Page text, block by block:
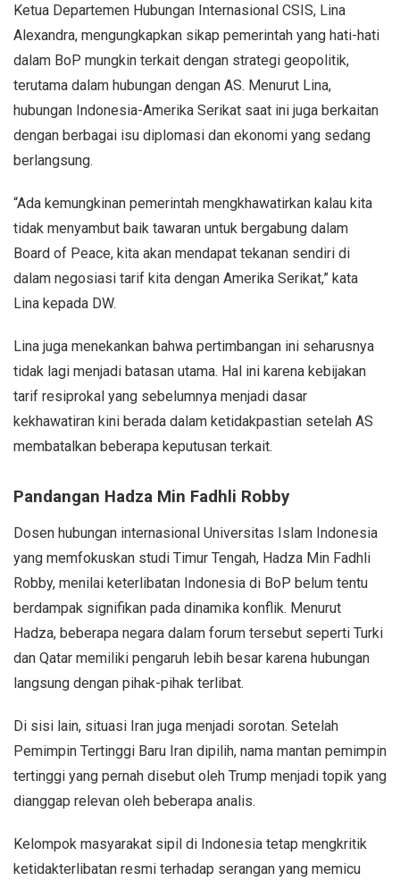
Ketua Departemen Hubungan Internasional CSIS, Lina
Alexandra, mengungkapkan sikap pemerintah yang hati-hati
dalam BoP mungkin terkait dengan strategi geopolitik,
terutama dalam hubungan dengan AS. Menurut Lina,
hubungan Indonesia-Amerika Serikat saat ini juga berkaitan
dengan berbagai isu diplomasi dan ekonomi yang sedang
berlangsung.
“Ada kemungkinan pemerintah mengkhawatirkan kalau kita
tidak menyambut baik tawaran untuk bergabung dalam
Board of Peace, kita akan mendapat tekanan sendiri di
dalam negosiasi tarif kita dengan Amerika Serikat,” kata
Lina kepada DW.
Lina juga menekankan bahwa pertimbangan ini seharusnya
tidak lagi menjadi batasan utama. Hal ini karena kebijakan
tarif resiprokal yang sebelumnya menjadi dasar
kekhawatiran kini berada dalam ketidakpastian setelah AS
membatalkan beberapa keputusan terkait.
Pandangan Hadza Min Fadhli Robby
Dosen hubungan internasional Universitas Islam Indonesia
yang memfokuskan studi Timur Tengah, Hadza Min Fadhli
Robby, menilai keterlibatan Indonesia di BoP belum tentu
berdampak signifikan pada dinamika konflik. Menurut
Hadza, beberapa negara dalam forum tersebut seperti Turki
dan Qatar memiliki pengaruh lebih besar karena hubungan
langsung dengan pihak-pihak terlibat.
Di sisi lain, situasi Iran juga menjadi sorotan. Setelah
Pemimpin Tertinggi Baru Iran dipilih, nama mantan pemimpin
tertinggi yang pernah disebut oleh Trump menjadi topik yang
dianggap relevan oleh beberapa analis.
Kelompok masyarakat sipil di Indonesia tetap mengkritik
ketidakterlibatan resmi terhadap serangan yang memicu